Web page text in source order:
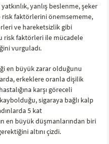
yanlış beslenme, şeker
risk faktörlerini önemsememe,
ve hareketsizlik gibi
risk faktörleri ile mücadele
vurguladı.
en büyük zarar olduğunu
erkeklere oranla dişilik
karşı göreceli
sigaraya bağlı kalp
5 kat
en büyük düşmanlarından biri
altını çizdi.